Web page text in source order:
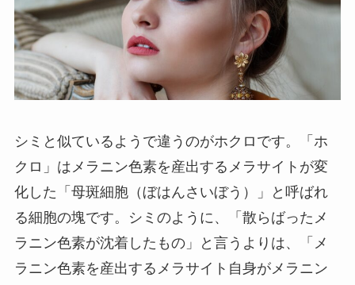
シミと似ているようで違うのがホクロです。「ホ
クロ」はメラニン色素を産出するメラサイトが変
化した「母斑細胞（ぼはんさいぼう）」と呼ばれ
る細胞の塊です。シミのように、「散らばったメ
ラニン色素が沈着したもの」と言うよりは、「メ
ラニン色素を産出するメラサイト自身がメラニン